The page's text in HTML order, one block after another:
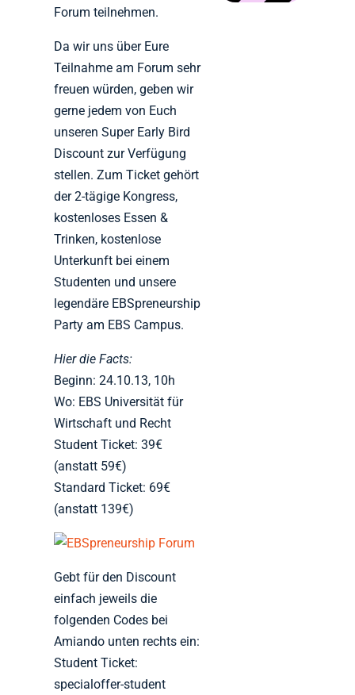
Forum teilnehmen.
Da wir uns über Eure
Teilnahme am Forum sehr
freuen würden, geben wir
gerne jedem von Euch
unseren Super Early Bird
Discount zur Verfügung
stellen. Zum Ticket gehört
der 2-tägige Kongress,
kostenloses Essen &
Trinken, kostenlose
Unterkunft bei einem
Studenten und unsere
legendäre EBSpreneurship
Party am EBS Campus.
Hier die Facts:
Beginn: 24.10.13, 10h
Wo: EBS Universität für
Wirtschaft und Recht
Student Ticket: 39€
(anstatt 59€)
Standard Ticket: 69€
(anstatt 139€)
Gebt für den Discount
einfach jeweils die
folgenden Codes bei
Amiando unten rechts ein:
Student Ticket:
specialoffer-student